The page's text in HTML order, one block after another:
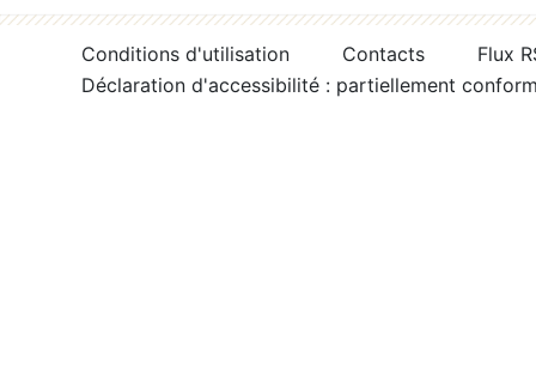
Conditions d'utilisation Contacts
Flux
Déclaration d'accessibilité : partiellement